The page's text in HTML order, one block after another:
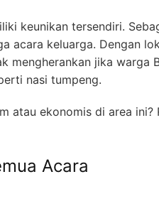
keunikan tersendiri.
acara keluarga. Dengan
mengherankan jika
nasi tumpeng.
atau ekonomis di area
Acara